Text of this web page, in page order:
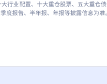
行业配置、十大重仓股票、五大重仓
度报告、半年报、年报等披露信息为准